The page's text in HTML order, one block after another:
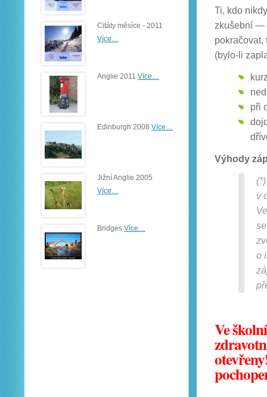
Ti, kdo
zkušební —
pokračovat,
(bylo-li
při
Výhody
v
o
Ve
Citáty měsíce - 2011
Více…
Anglie 2011 Více…
Edinburgh 2008 Více…
Jižní Anglie 2005
Více…
Bridges Více…